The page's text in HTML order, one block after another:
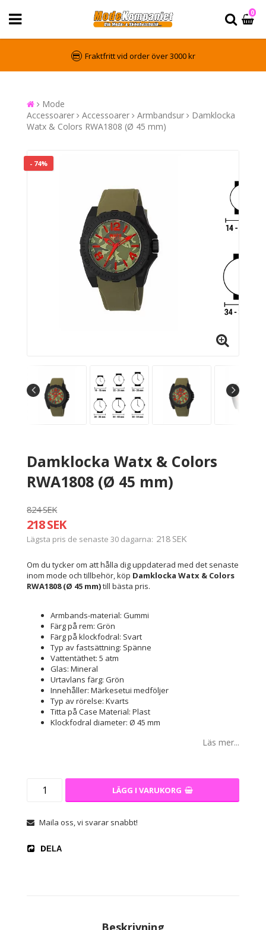
0
Fraktfritt vid order över 3000 kr
Mode
Accessoarer
Accessoarer Armbandsur
Damklocka
Watx & Colors RWA1808 (Ø 45 mm)
- 74%
Damklocka Watx & Colors
RWA1808 (Ø 45 mm)
824 SEK
218 SEK
Lägsta pris de senaste 30 dagarna 218 SEK
Om du tycker om att hålla dig uppdaterad med det senaste
inom mode och tillbehör, köp Damklocka Watx & Colors
RWA1808 (Ø 45 mm)till bästa pris.
Armbands-material: Gummi
Färg på rem: Grön
Färg på klockfodral: Svart
Typ av fastsättning: Spänne
Vattentäthet: 5 atm
Glas: Mineral
Urtavlans färg: Grön
Innehåller: Märkesetui medföljer
Typ av rörelse: Kvarts
Titta på Case Material: Plast
Klockfodral diameter: Ø 45 mm
Läs mer...
LÄGG I VARUKORG
Maila oss, vi svarar snabbt!
DELA